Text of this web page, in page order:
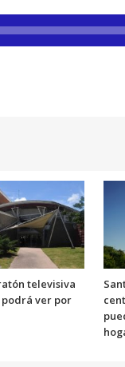
televisiva
ver por